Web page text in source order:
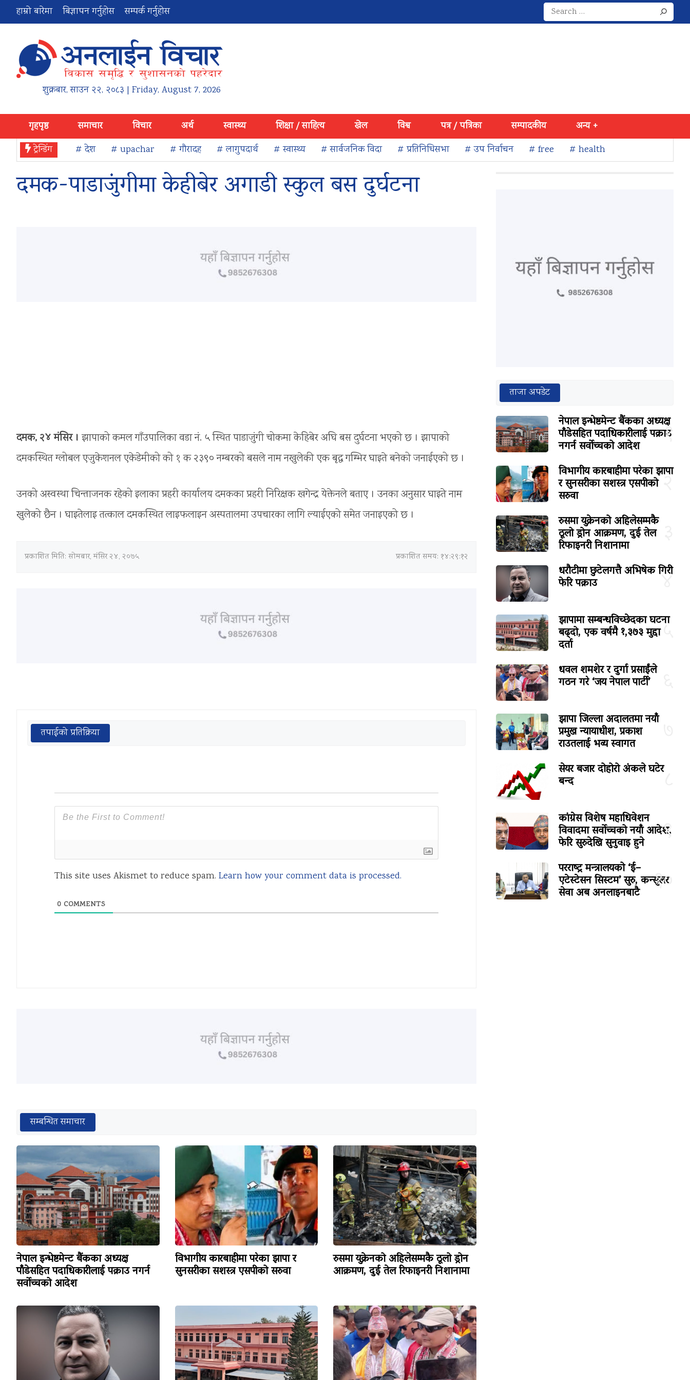
हाम्रो बारेमा बिज्ञापन गर्नुहोस सम्पर्क गर्नुहोस
Search
for:
शुक्रबार,साउन २२, २०८३ | Friday, August 7, 2026
गृहपृष्ठ समाचार विचार अर्थ स्वास्थ्य शिक्षा / साहित्य खेल विश्व पत्र / पत्रिका सम्पादकीय
अन्य +
ट्रेन्डिंग
# देश # upachar # गौरादह # लागुपदार्थ # स्वास्थ्य # सार्वजनिक विदा # प्रतिनिधिसभा # उप निर्वाचन # free # health
दमक-पाडाजुंगीमा केहीबेर अगाडी स्कुल बस दुर्घटना
दमक, २४ मंसिर । झापाको कमल गाँउपालिका वडा नं. ५ स्थित पाडाजुंगी चोकमा केहिबेर अघि बस दुर्घटना भएको छ । झापाको
दमकस्थित ग्लोबल एजुकेशनल एकेडेमीको को १ क २३९० नम्बरको बसले नाम नखुलेकी एक बृद्ध गम्भिर घाइते बनेको जनाईएको छ ।
उनको अस्वस्था चिन्ताजनक रहेको इलाका प्रहरी कार्यालय दमकका प्रहरी निरिक्षक खगेन्द्र येक्तेनले बताए । उनका अनुसार घाइते नाम
खुलेको छैन । घाइतेलाइ तत्काल दमकस्थित लाइफलाइन अस्पतालमा उपचारका लागि ल्याईएको समेत जनाइएको छ ।
प्रकाशित मिति: सोमबार, मंसिर २४, २०७५ प्रकाशित समय: १४:२९:१२
तपाईको प्रतिक्रिया
This site uses Akismet to reduce spam. Learn how your comment data is processed.
0 COMMENTS
सम्बन्धित समाचार
नेपाल इन्भेष्टमेन्ट बैंकका अध्यक्ष
पाँडेसहित पदाधिकारीलाई पक्राउ नगर्न
सर्वोच्चको आदेश
विभागीय कारबाहीमा परेका झापा र
सुनसरीका सशस्त्र एसपीको सरुवा
रुसमा युक्रेनको अहिलेसम्मकै ठूलो ड्रोन
आक्रमण, दुई तेल रिफाइनरी निशानामा
ताजा अपडेट
१
नेपाल इन्भेष्टमेन्ट बैंकका अध्यक्ष
पाँडेसहित पदाधिकारीलाई पक्राउ
नगर्न सर्वोच्चको आदेश
२
विभागीय कारबाहीमा परेका झापा
र सुनसरीका सशस्त्र एसपीको
सरुवा
रुसमा युक्रेनको अहिलेसम्मकै
ठूलो ड्रोन आक्रमण, दुई तेल
रिफाइनरी निशानामा
४
धरौटीमा छुटेलगत्तै अभिषेक गिरी
फेरि पक्राउ
५
झापामा सम्बन्धविच्छेदका घटना
बढ्दो, एक वर्षमै १,३७३ मुद्दा
दर्ता
धवल शमशेर र दुर्गा प्रसाईंले
गठन गरे ‘जय नेपाल पार्टी’
झापा जिल्ला अदालतमा नयाँ
प्रमुख न्यायाधीश, प्रकाश
राउतलाई भव्य स्वागत
सेयर बजार दोहोरो अंकले घटेर
बन्द
९
कांग्रेस विशेष महाधिवेशन
विवादमा सर्वोच्चको नयाँ आदेश,
फेरि सुरुदेखि सुनुवाइ हुने
१०
परराष्ट्र मन्त्रालयको ‘ई–
एटेस्टेसन सिस्टम’ सुरु, कन्सुलर
सेवा अब अनलाइनबाटै